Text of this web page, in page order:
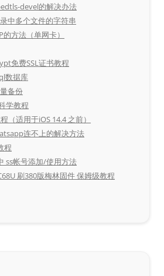
devel的解决办法
中多个文件的字符串
方法（单网卡）
免费SSL证书教程
数据库
备份
学教程
（适用于iOS 14.4 之前）
连不上的解决方法
程
ss帐号添加/使用方法
刷380版梅林固件 保姆级教程